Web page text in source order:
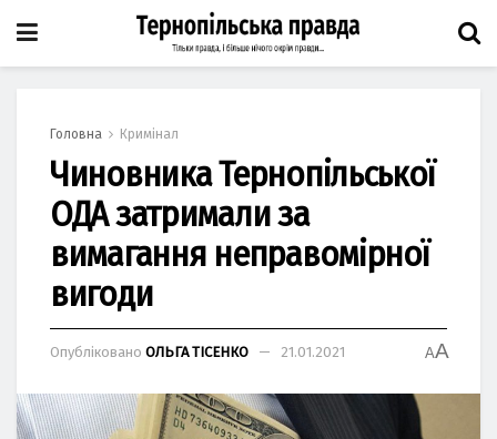
Головна Кримінал
Чиновника Тернопільської
ОДА затримали за
вимагання неправомірної
вигоди
Опубліковано ОЛЬГА ТІСЕНКО 21.01.2021 AA